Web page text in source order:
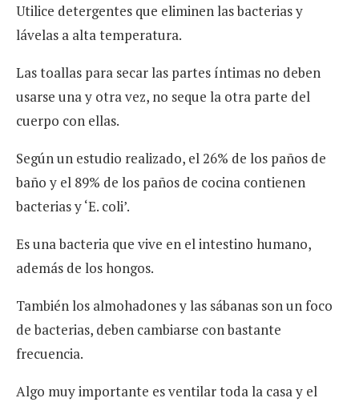
Utilice detergentes que eliminen las bacterias y
lávelas a alta temperatura.
Las toallas para secar las partes íntimas no deben
usarse una y otra vez, no seque la otra parte del
cuerpo con ellas.
Según un estudio realizado, el 26% de los paños de
baño y el 89% de los paños de cocina contienen
bacterias y ‘E. coli’.
Es una bacteria que vive en el intestino humano,
además de los hongos.
También los almohadones y las sábanas son un foco
de bacterias, deben cambiarse con bastante
frecuencia.
Algo muy importante es ventilar toda la casa y el